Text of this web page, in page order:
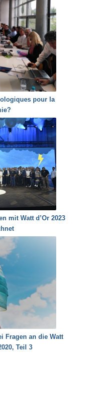
pour la
mit Watt d’Or 2023
Fragen an die Watt
Teil 3